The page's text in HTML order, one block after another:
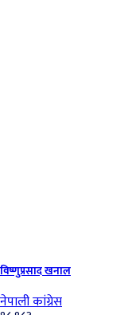
विष्णुप्रसाद खनाल
नेपाली कांग्रेस